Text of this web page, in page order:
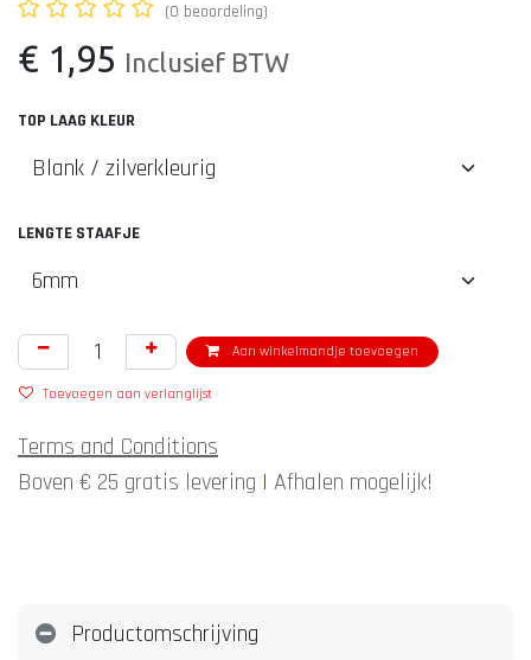
(0 beoordeling)
€ 1,95 Inclusief BTW
TOP LAAG KLEUR
LENGTE STAAFJE
Aan winkelmandje toevoegen
Toevoegen aan verlanglijst
Terms and Conditions
Boven € 25 gratis levering | Afhalen mogelijk!
Productomschrijving